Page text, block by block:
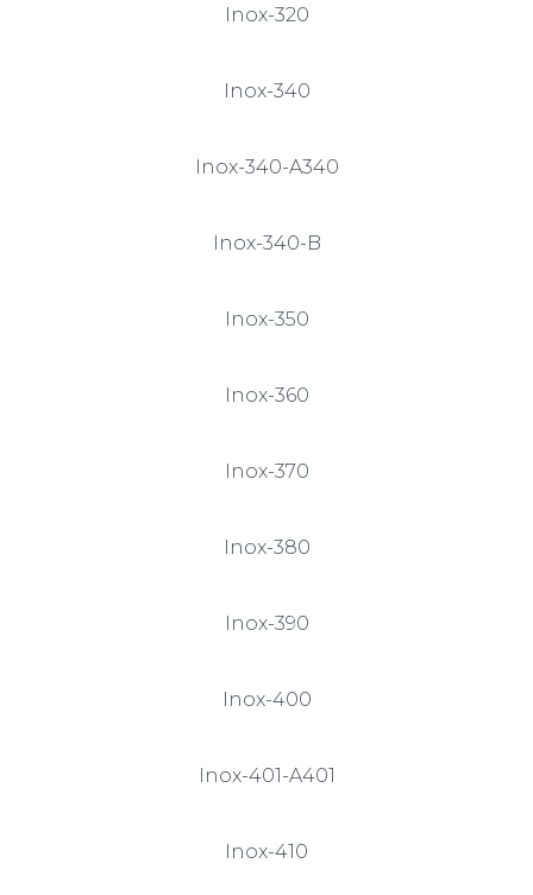
Inox-320
Inox-340
Inox-340-A340
Inox-340-B
Inox-350
Inox-360
Inox-370
Inox-380
Inox-390
Inox-400
Inox-401-A401
Inox-410